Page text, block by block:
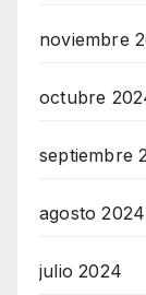
noviembre
octubre
septiembre
agosto 2024
julio 2024